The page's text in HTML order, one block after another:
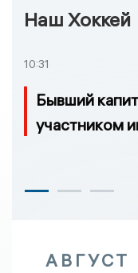
Наш Хоккей
10:31
Бывший
участником
АВГУСТ